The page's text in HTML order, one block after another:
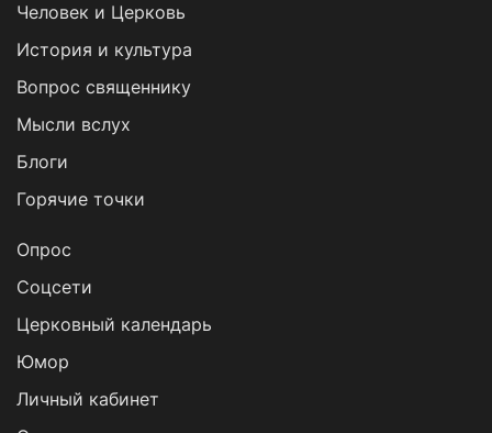
Человек и Церковь
История и культура
Вопрос священнику
Мысли вслух
Блоги
Горячие точки
Опрос
Cоцсети
Церковный календарь
Юмор
Личный кабинет